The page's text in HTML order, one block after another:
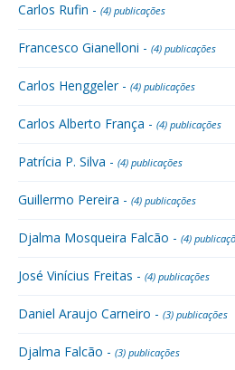
Carlos Rufin - (4) publicações
Francesco Gianelloni - (4) publicações
Carlos Henggeler - (4) publicações
Carlos Alberto França - (4) publicações
Patrícia P. Silva - (4) publicações
Guillermo Pereira - (4) publicações
Djalma Mosqueira Falcão - (4)
José Vinícius Freitas - (4) publicações
Daniel Araujo Carneiro - (3) publicações
Djalma Falcão - (3) publicações